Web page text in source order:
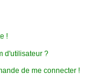
!
d'utilisateur ?
de me connecter !